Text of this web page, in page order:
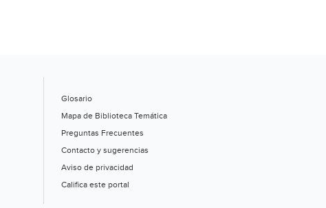
Glosario
Mapa de Biblioteca Temática
Preguntas Frecuentes
Contacto y sugerencias
Aviso de privacidad
Califica este portal